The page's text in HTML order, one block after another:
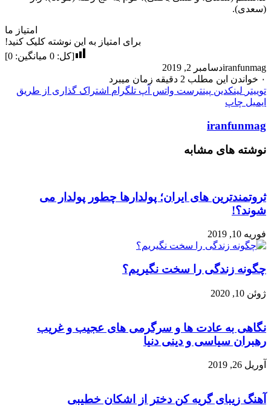
(سعدی).
امتیاز ما
برای امتیاز به این نوشته کلیک کنید!
[کل: 0 میانگین: 0
]
iranfunmagدسامبر 2, 2019
۰ خواندن این مطلب 2 دقیقه زمان میبرد
توییتر لینکدین پینترست واتس آپ تلگرام اشتراک گذاری از طریق
ایمیل چاپ
iranfunmag
نوشته های مشابه
ثروتمندترین های ایران؛ پولدارها چطور پولدار می
شوند؟!
فوریه 10, 2019
چگونه زندگی را سخت نگیریم؟
ژوئن 10, 2020
نگاهی به عادت ها و سرگرمی های عجیب و غریب
رهبران سیاسی و دینی دنیا
آوریل 26, 2019
آهنگ زیبای گریه کن دختر از اشکان خطیبی